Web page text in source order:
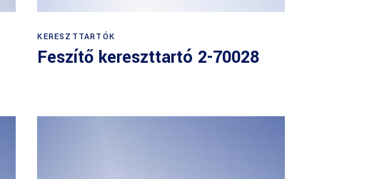
KERESZTTARTÓK
Feszítő kereszttartó 2-70028